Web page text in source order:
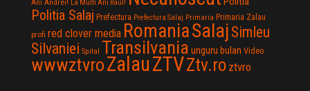
Ani Andrei! La Multi Ani Raul!
Politia Salaj Prefectura Prefectura Salaj Primaria Primaria Zalau
profi red clover media RomaniaSalaj Simleu
Silvaniei Spital Transilvania unguru bulan Video
wwwztvroZalauZTVZtv.ro ztvro